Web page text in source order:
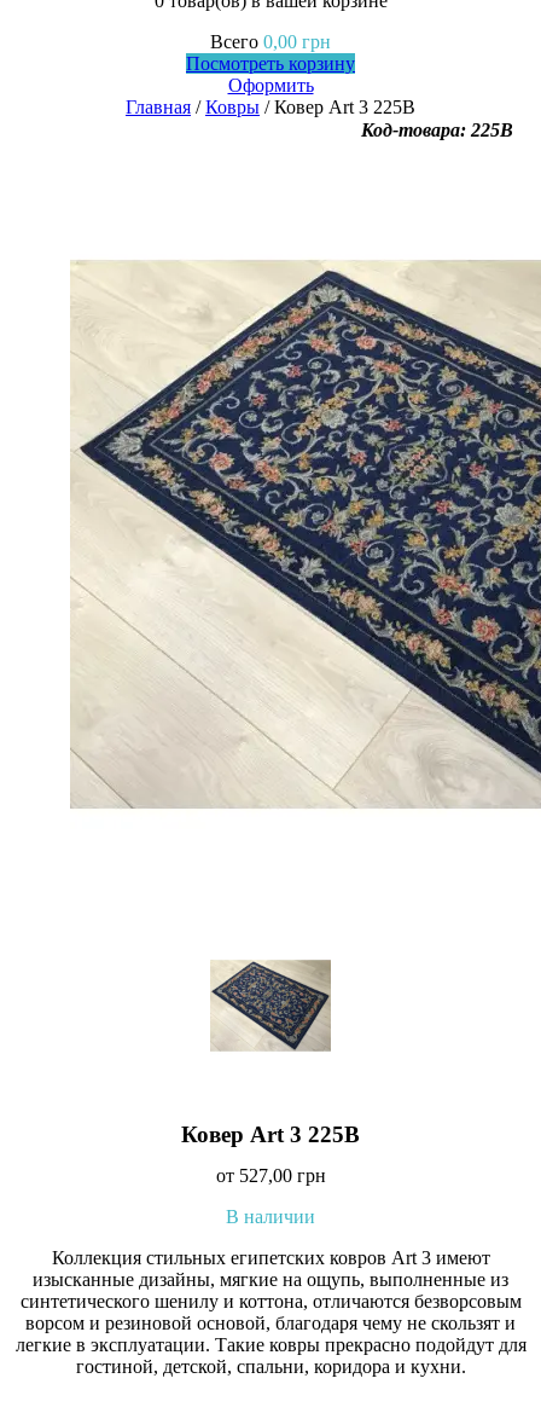
Всего 0,00 грн
Посмотреть корзину
Оформить
Главная /Ковры / Ковер Art 3 225B
Код-товара: 225B
Ковер Art 3 225B
от 527,00 грн
В наличии
Коллекция стильных египетских ковров Art 3 имеют
изысканные дизайны, мягкие на ощупь, выполненные из
синтетического шенилу и коттона, отличаются безворсовым
ворсом и резиновой основой, благодаря чему не скользят и
легкие в эксплуатации. Такие ковры прекрасно подойдут для
гостиной, детской, спальни, коридора и кухни.